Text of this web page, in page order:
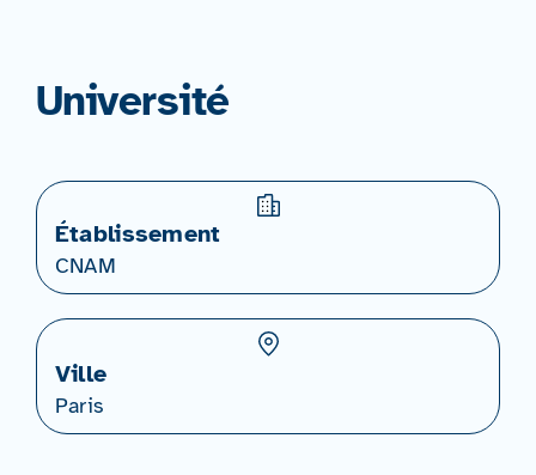
Université
Établissement
CNAM
Ville
Paris